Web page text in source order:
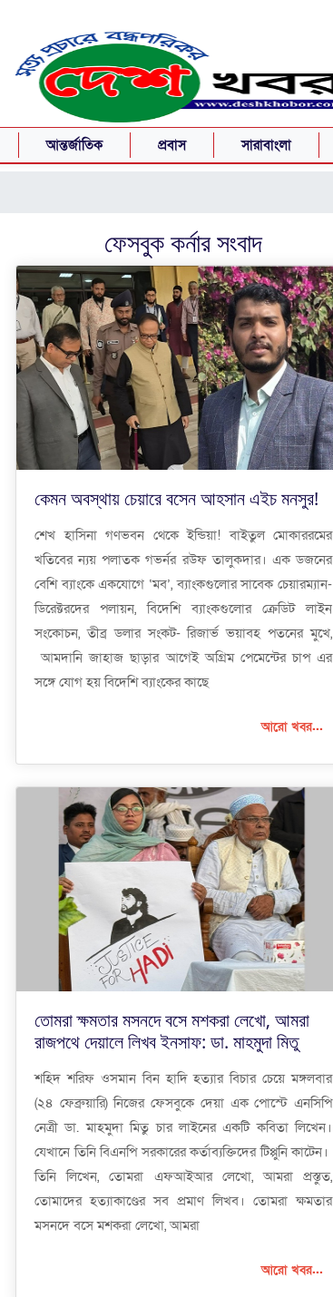
আন্তর্জাতিক প্রবাস সারাবাংলা
ফেসবুক কর্নারসংবাদ
কেমন অবস্থায় চেয়ারে বসেন আহসান এইচ মনসুর!
শেখ হাসিনা গণভবন থেকে ইন্ডিয়া! বাইতুল মোকাররমের
খতিবের ন্যয় পলাতক গভর্নর রউফ তালুকদার। এক ডজনের
বেশি ব্যাংকে একযোগে ‘মব’, ব্যাংকগুলোর সাবেক চেয়ারম্যান-
ডিরেক্টরদের পলায়ন, বিদেশি ব্যাংকগুলোর ক্রেডিট লাইন
সংকোচন, তীব্র ডলার সংকট- রিজার্ভ ভয়াবহ পতনের মুখে,
আমদানি জাহাজ ছাড়ার আগেই অগ্রিম পেমেন্টের চাপ এর
সঙ্গে যোগ হয় বিদেশি ব্যাংকের কাছে
আরো খবর...
তোমরা ক্ষমতার মসনদে বসে মশকরা লেখো, আমরা
রাজপথে দেয়ালে লিখব ইনসাফ: ডা. মাহমুদা মিতু
শহিদ শরিফ ওসমান বিন হাদি হত্যার বিচার চেয়ে মঙ্গলবার
(২৪ ফেব্রুয়ারি) নিজের ফেসবুকে দেয়া এক পোস্টে এনসিপি
নেত্রী ডা. মাহমুদা মিতু চার লাইনের একটি কবিতা লিখেন।
যেখানে তিনি বিএনপি সরকারের কর্তাব্যক্তিদের টিপ্পুনি কাটেন।
তিনি লিখেন, তোমরা এফআইআর লেখো, আমরা প্রস্তুত,
তোমাদের হত্যাকাণ্ডের সব প্রমাণ লিখব। তোমরা ক্ষমতার
মসনদে বসে মশকরা লেখো, আমরা
আরো খবর...